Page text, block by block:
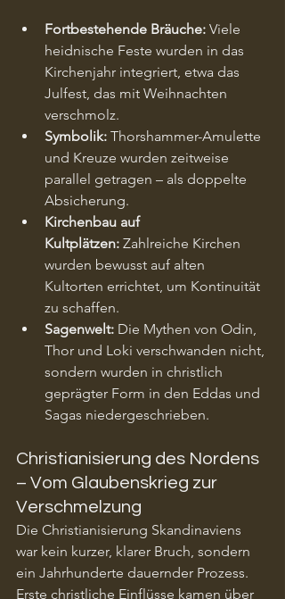
Fortbestehende Bräuche: Viele
heidnische Feste wurden in das
Kirchenjahr integriert, etwa das
Julfest, das mit Weihnachten
verschmolz.
Symbolik: Thorshammer-Amulette
und Kreuze wurden zeitweise
parallel getragen – als doppelte
Absicherung.
Kirchenbau auf
Kultplätzen: Zahlreiche Kirchen
wurden bewusst auf alten
Kultorten errichtet, um Kontinuität
zu schaffen.
Sagenwelt: Die Mythen von Odin,
Thor und Loki verschwanden nicht,
sondern wurden in christlich
geprägter Form in den Eddas und
Sagas niedergeschrieben.
Christianisierung des Nordens
– Vom Glaubenskrieg zur
Verschmelzung
Die Christianisierung Skandinaviens
war kein kurzer, klarer Bruch, sondern
ein Jahrhunderte dauernder Prozess.
Erste christliche Einflüsse kamen über